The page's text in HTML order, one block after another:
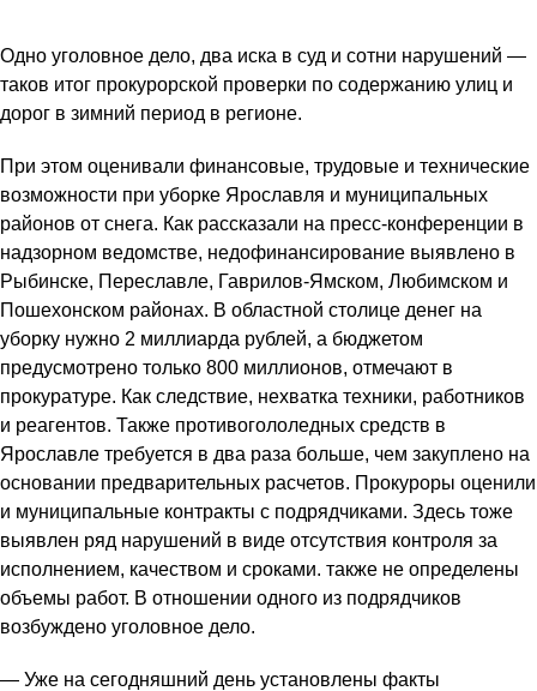
Одно уголовное дело, два иска в суд и сотни нарушений —
таков итог прокурорской проверки по содержанию улиц и
дорог в зимний период в регионе.
При этом оценивали финансовые, трудовые и технические
возможности при уборке Ярославля и муниципальных
районов от снега. Как рассказали на пресс-конференции в
надзорном ведомстве, недофинансирование выявлено в
Рыбинске, Переславле, Гаврилов-Ямском, Любимском и
Пошехонском районах. В областной столице денег на
уборку нужно 2 миллиарда рублей, а бюджетом
предусмотрено только 800 миллионов, отмечают в
прокуратуре. Как следствие, нехватка техники, работников
и реагентов. Также противогололедных средств в
Ярославле требуется в два раза больше, чем закуплено на
основании предварительных расчетов. Прокуроры оценили
и муниципальные контракты с подрядчиками. Здесь тоже
выявлен ряд нарушений в виде отсутствия контроля за
исполнением, качеством и сроками. также не определены
объемы работ. В отношении одного из подрядчиков
возбуждено уголовное дело.
— Уже на сегодняшний день установлены факты